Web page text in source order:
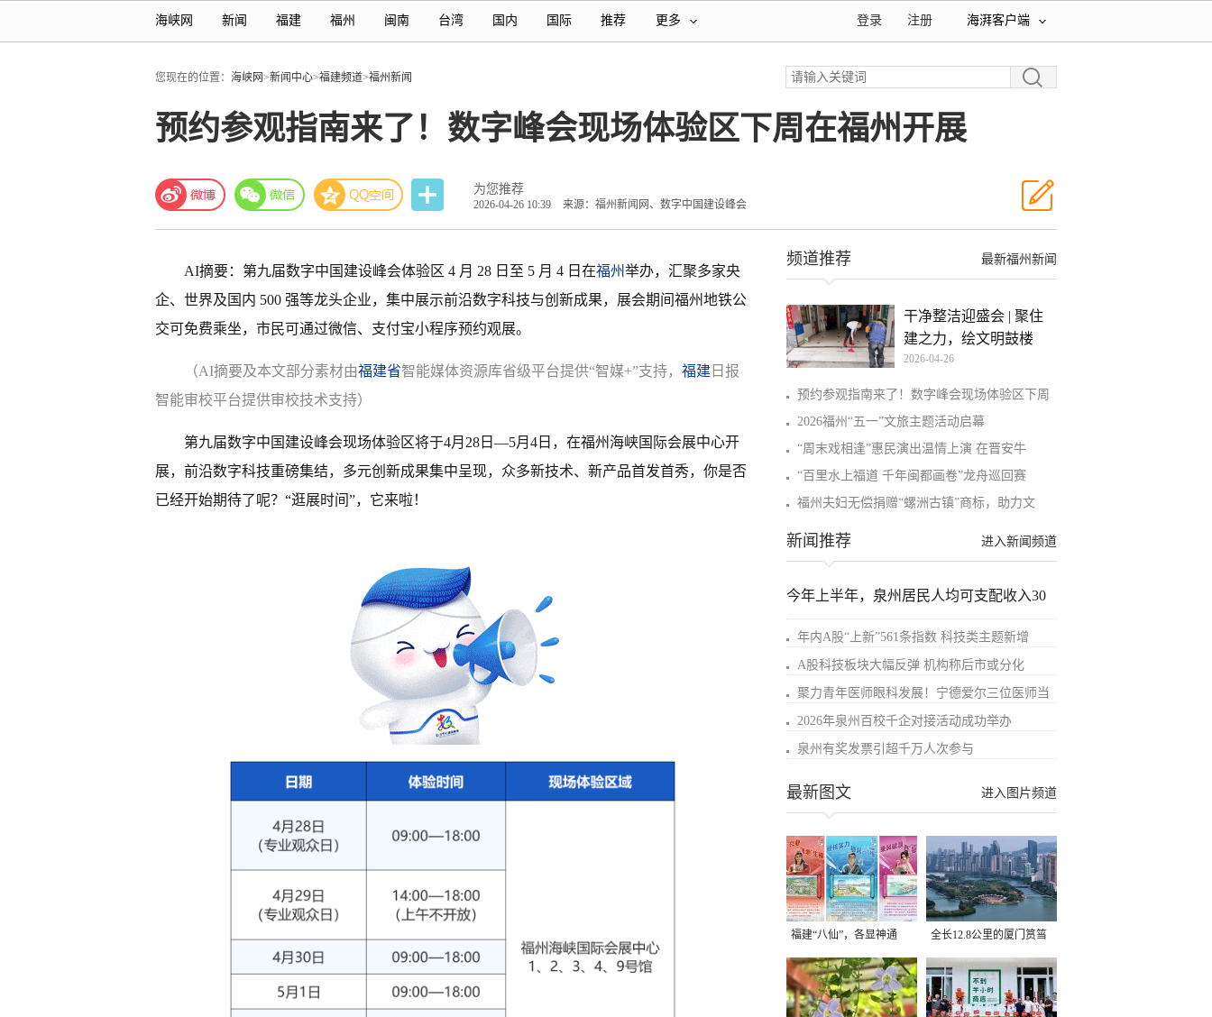
海峡网 新闻 福建 福州 闽南 台湾 国内 国际 推荐 更多 海湃客户端
注册
登录
您现在的位置： 海峡网>新闻中心>福建频道>福州新闻
预约参观指南来了！数字峰会现场体验区下周在福州开展
为您推荐
2026-04-26 10:39 来源：福州新闻网、数字中国建设峰会
AI摘要：第九届数字中国建设峰会体验区 4 月 28 日至 5 月 4 日在福州举办，汇聚多家央
企、世界及国内 500 强等龙头企业，集中展示前沿数字科技与创新成果，展会期间福州地铁公
交可免费乘坐，市民可通过微信、支付宝小程序预约观展。
（AI摘要及本文部分素材由福建省智能媒体资源库省级平台提供“智媒+”支持， 福建 日报
智能审校平台提供审校技术支持）
第九届数字中国建设峰会现场体验区将于4月28日—5月4日，在福州海峡国际会展中心开
展，前沿数字科技重磅集结，多元创新成果集中呈现，众多新技术、新产品首发首秀，你是否
已经开始期待了呢？“逛展时间”，它来啦！
最新福州新闻
频道推荐
干净整洁迎盛会 | 聚住
建之力，绘文明鼓楼
2026-04-26
预约参观指南来了！数字峰会现场体验区下周
2026福州“五一”文旅主题活动启幕
“周末戏相逢”惠民演出温情上演 在晋安牛
“百里水上福道 千年闽都画卷”龙舟巡回赛
福州夫妇无偿捐赠“螺洲古镇”商标，助力文
进入新闻频道
新闻推荐
今年上半年，泉州居民人均可支配收入30
年内A股“上新”561条指数 科技类主题新增
A股科技板块大幅反弹 机构称后市或分化
聚力青年医师眼科发展！宁德爱尔三位医师当
2026年泉州百校千企对接活动成功举办
泉州有奖发票引超千万人次参与
进入图片频道
最新图文
福建“八仙”，各显神通 全长12.8公里的厦门筼筜
湖健身步道全线贯通